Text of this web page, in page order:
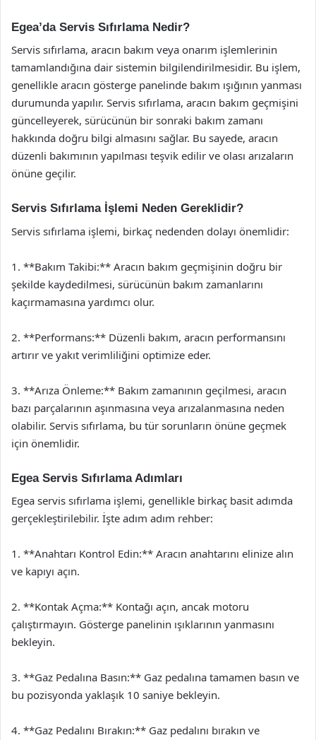
Egea’da Servis Sıfırlama Nedir?
Servis sıfırlama, aracın bakım veya onarım işlemlerinin
tamamlandığına dair sistemin bilgilendirilmesidir. Bu işlem,
genellikle aracın gösterge panelinde bakım ışığının yanması
durumunda yapılır. Servis sıfırlama, aracın bakım geçmişini
güncelleyerek, sürücünün bir sonraki bakım zamanı
hakkında doğru bilgi almasını sağlar. Bu sayede, aracın
düzenli bakımının yapılması teşvik edilir ve olası arızaların
önüne geçilir.
Servis Sıfırlama İşlemi Neden Gereklidir?
Servis sıfırlama işlemi, birkaç nedenden dolayı önemlidir:
1. **Bakım Takibi:** Aracın bakım geçmişinin doğru bir
şekilde kaydedilmesi, sürücünün bakım zamanlarını
kaçırmamasına yardımcı olur.
2. **Performans:** Düzenli bakım, aracın performansını
artırır ve yakıt verimliliğini optimize eder.
3. **Arıza Önleme:** Bakım zamanının geçilmesi, aracın
bazı parçalarının aşınmasına veya arızalanmasına neden
olabilir. Servis sıfırlama, bu tür sorunların önüne geçmek
için önemlidir.
Egea Servis Sıfırlama Adımları
Egea servis sıfırlama işlemi, genellikle birkaç basit adımda
gerçekleştirilebilir. İşte adım adım rehber:
1. **Anahtarı Kontrol Edin:** Aracın anahtarını elinize alın
ve kapıyı açın.
2. **Kontak Açma:** Kontağı açın, ancak motoru
çalıştırmayın. Gösterge panelinin ışıklarının yanmasını
bekleyin.
3. **Gaz Pedalına Basın:** Gaz pedalına tamamen basın ve
bu pozisyonda yaklaşık 10 saniye bekleyin.
4. **Gaz Pedalını Bırakın:** Gaz pedalını bırakın ve